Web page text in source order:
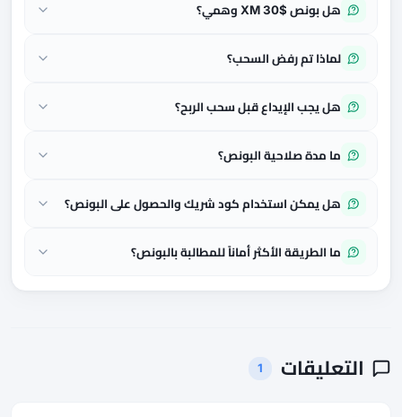
هل بونص XM 30$ وهمي؟
لماذا تم رفض السحب؟
هل يجب الإيداع قبل سحب الربح؟
ما مدة صلاحية البونص؟
هل يمكن استخدام كود شريك والحصول على البونص؟
ما الطريقة الأكثر أماناً للمطالبة بالبونص؟
التعليقات 1